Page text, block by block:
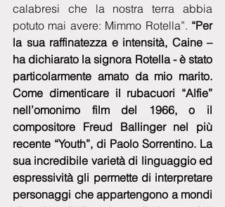
calabresi che la nostra terra abbia
potuto mai avere: Mimmo Rotella”. “Per
la sua raffinatezza e intensità, Caine –
ha dichiarato la signora Rotella - è stato
particolarmente amato da mio marito.
Come dimenticare il rubacuori “Alfie”
nell’omonimo film del 1966, o il
compositore Freud Ballinger nel più
recente “Youth”, di Paolo Sorrentino. La
sua incredibile varietà di linguaggio ed
espressività gli permette di interpretare
personaggi che appartengono a mondi